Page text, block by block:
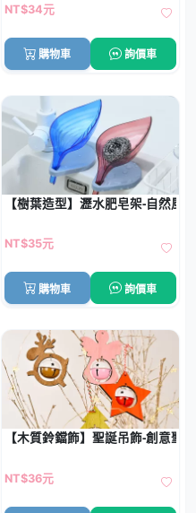
NT$34元
購物車 詢價車
【樹葉造型】瀝水肥皂架-自然風
NT$35元
購物車 詢價車
誕樹裝飾
【木質鈴鐺飾】聖誕吊飾-創意聖
NT$36元